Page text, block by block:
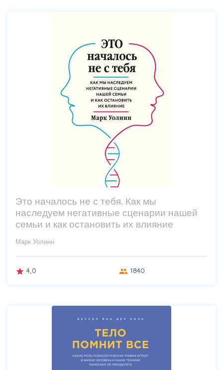
Это началось не с тебя. Как мы
наследуем негативные сценарии нашей
семьи и как остановить их влияние
Марк Уолинн
grade 4,0 group 1840